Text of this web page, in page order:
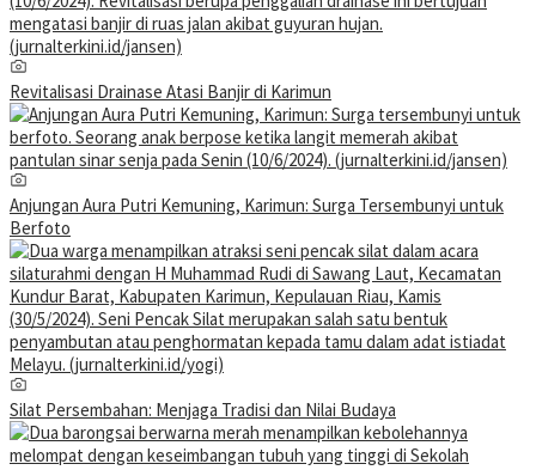
Revitalisasi Drainase Atasi Banjir di Karimun
Anjungan Aura Putri Kemuning, Karimun: Surga Tersembunyi untuk
Berfoto
Silat Persembahan: Menjaga Tradisi dan Nilai Budaya